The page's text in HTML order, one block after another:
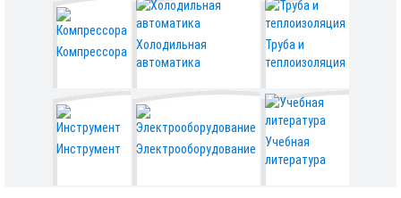
Компрессора
Холодильная
автоматика
Труба и
теплоизоляция
Инструмент Электрооборудование
Учебная
литература